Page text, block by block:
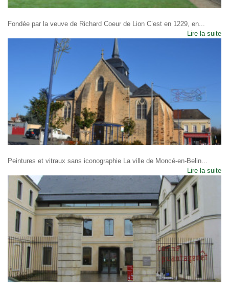
Fondée par la veuve de Richard Coeur de Lion C’est en 1229, en...
Lire la suite
Peintures et vitraux sans iconographie La ville de Moncé-en-Belin...
Lire la suite